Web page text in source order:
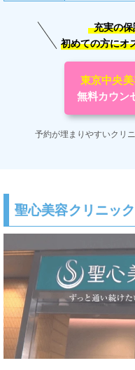
充実の
初めての方にオ
東京中央
無料カウン
予約が埋まりやすいクリニ
聖心美容クリニッ